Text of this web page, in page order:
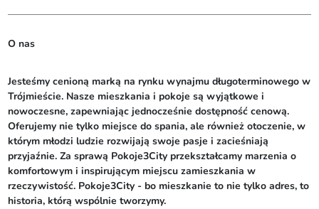
O nas
Jesteśmy cenioną marką na rynku wynajmu długoterminowego w
Trójmieście. Nasze mieszkania i pokoje są wyjątkowe i
nowoczesne, zapewniając jednocześnie dostępność cenową.
Oferujemy nie tylko miejsce do spania, ale również otoczenie, w
którym młodzi ludzie rozwijają swoje pasje i zacieśniają
przyjaźnie. Za sprawą Pokoje3City przekształcamy marzenia o
komfortowym i inspirującym miejscu zamieszkania w
rzeczywistość. Pokoje3City - bo mieszkanie to nie tylko adres, to
historia, którą wspólnie tworzymy.